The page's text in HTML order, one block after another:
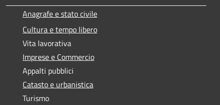
Anagrafe e stato civile
Cultura e tempo libero
Vita lavorativa
Imprese e Commercio
Appalti pubblici
Catasto e urbanistica
Turismo